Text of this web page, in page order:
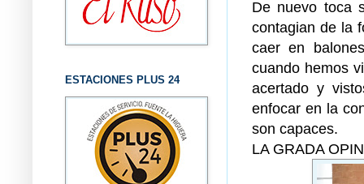
De nuevo toca
contagian de la
caer en
cuando hemos
acertado y
enfocar en la
son capaces.
LA GRADA
ESTACIONES PLUS 24